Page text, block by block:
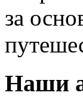
за
Наши